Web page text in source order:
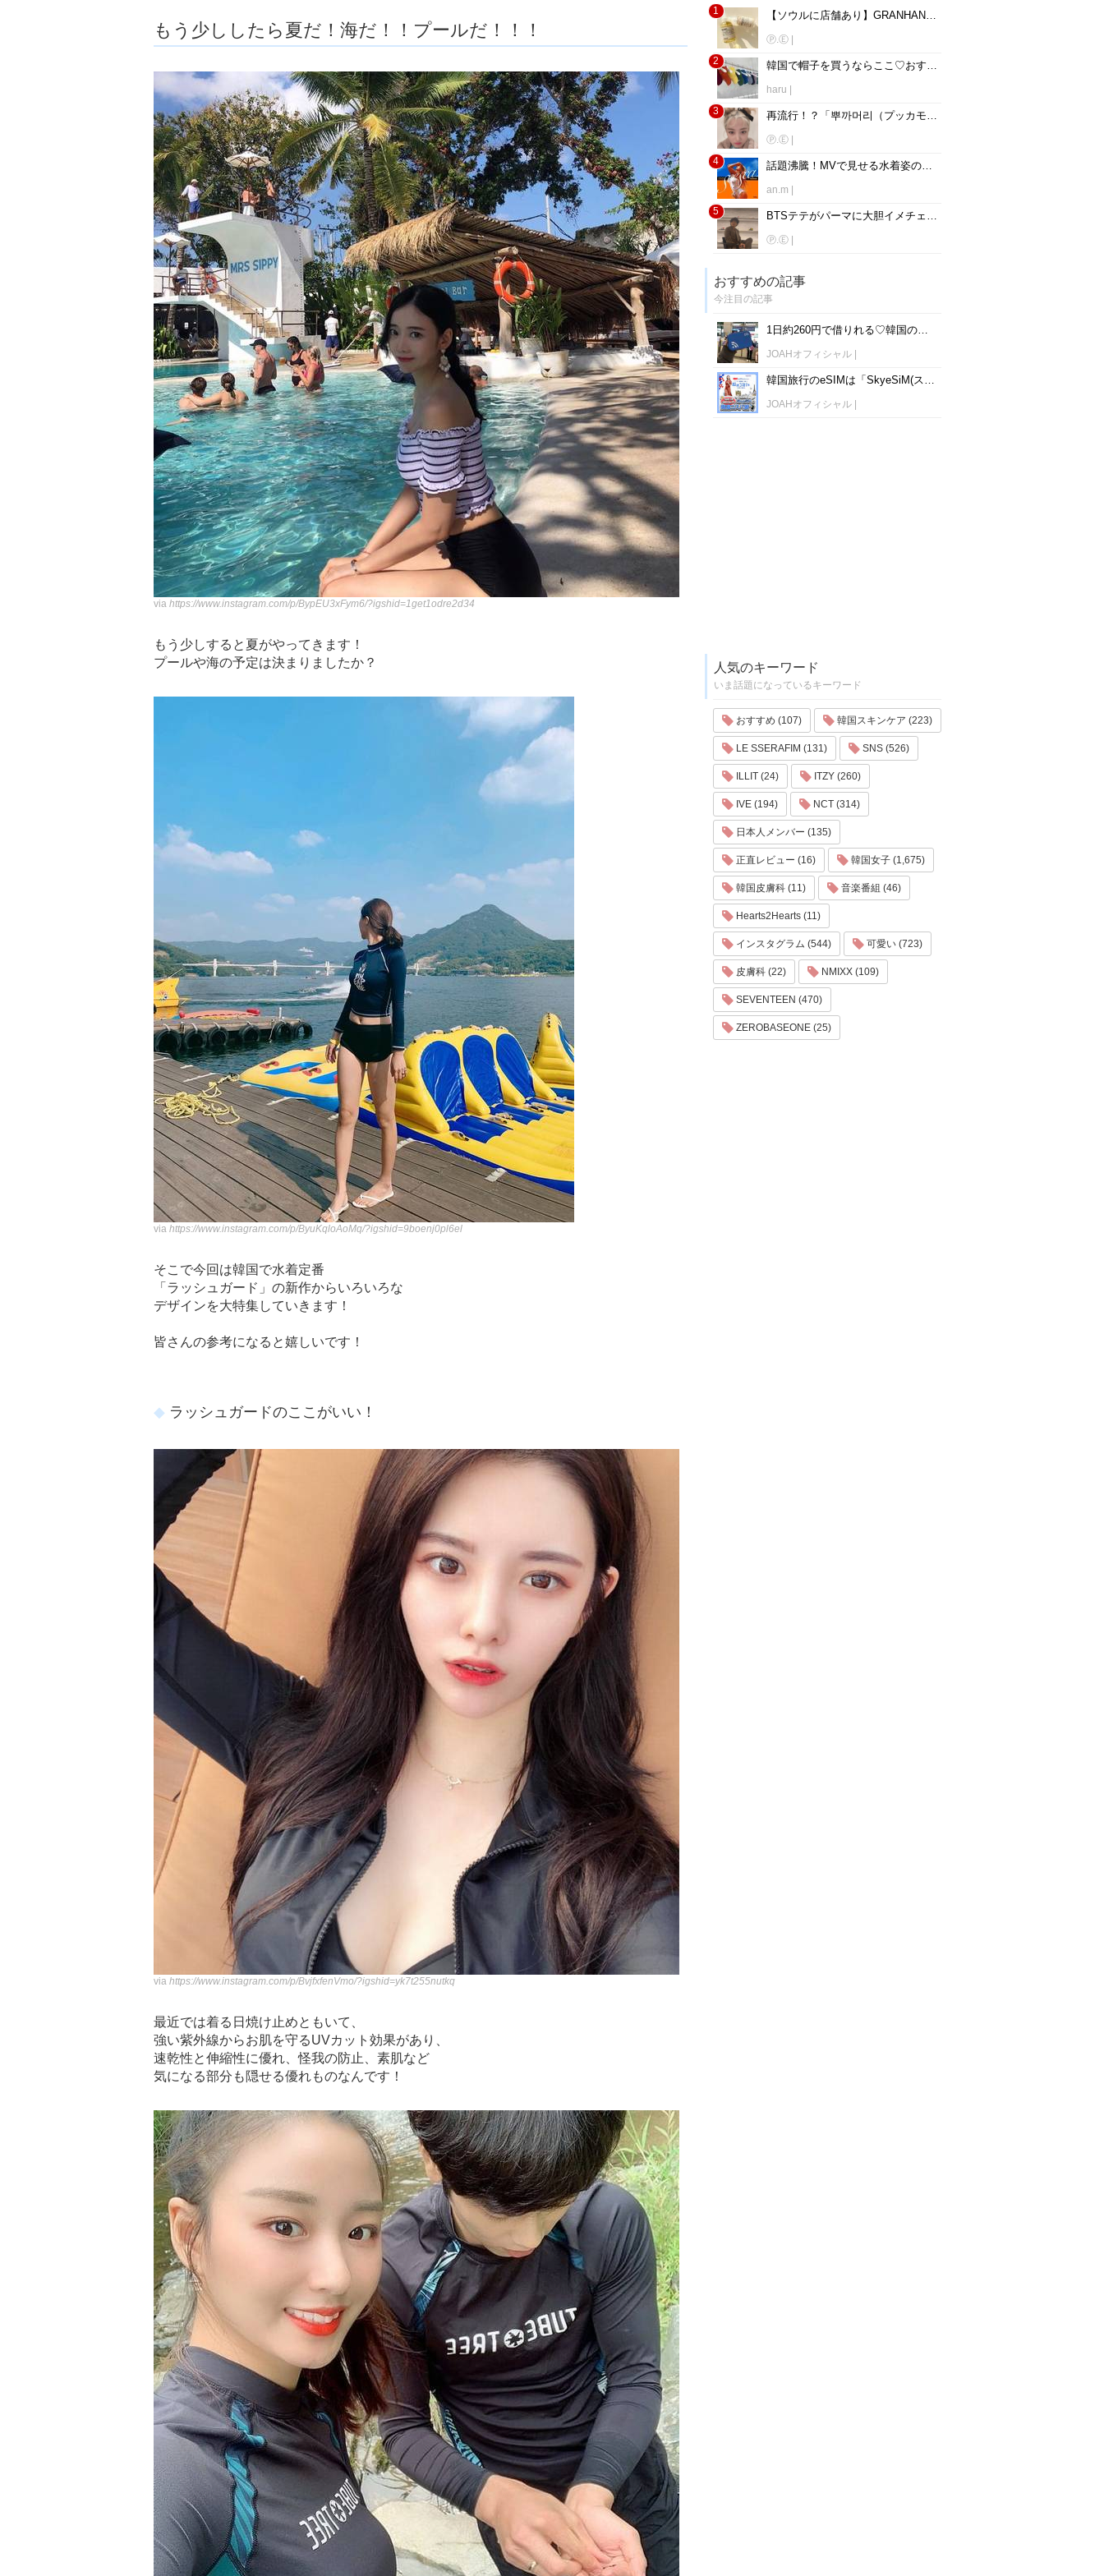
ア
もう少ししたら夏だ！海だ！！プールだ！！！
via https://www.instagram.com/p/BypEU3xFym6/?igshid=1get1odre2d34
もう少しすると夏がやってきます！
プールや海の予定は決まりましたか？
via https://www.instagram.com/p/ByuKqloAoMq/?igshid=9boenj0pl6el
そこで今回は韓国で水着定番
「ラッシュガード」の新作からいろいろな
デザインを大特集していきます！
皆さんの参考になると嬉しいです！
ラッシュガードのここがいい！
via https://www.instagram.com/p/BvjfxfenVmo/?igshid=yk7t255nutkq
最近では着る日焼け止めともいて、
強い紫外線からお肌を守るUVカット効果があり、
速乾性と伸縮性に優れ、怪我の防止、素肌など
気になる部分も隠せる優れものなんです！
1 【ソウルに店舗あり】GRANHAND(グランハンド)の香水全12種類解説♡人気の香りは？
Ⓟ.Ⓔ|
2
韓国で帽子を買うならここ♡おすすめ帽子ショップ6選！
haru
3
再流行！？「뿌까머리（プッカモリ）」って？春に向けた可愛い髪型にチェンジ♡
Ⓟ.Ⓔ|
4
話題沸騰！MVで見せる水着姿の韓国女性アイドル達にみんな釘付け♡
an.m
5
BTSテテがパーマに大胆イメチェン！歴代パーマとやり方も紹介♡
Ⓟ.Ⓔ|
おすすめの記事
今注目の記事
1日約260円で借りれる♡韓国のWiFiレンタルおすすめ「WiFi弁当(WiFi Dosirak)」
JOAHオフィシャル|
韓国旅行のeSIMは「SkyeSiM(スカイイーシム)」！1日単位で最安値380円から利用可能！
JOAHオフィシャル|
人気のキーワード
いま話題になっているキーワード
おすすめ (107) 韓国スキンケア (223)
LE SSERAFIM (131) SNS (526)
ILLIT (24) ITZY (260)
IVE (194) NCT (314)
日本人メンバー (135)
正直レビュー (16) 韓国女子 (1,675)
韓国皮膚科 (11) 音楽番組 (46)
Hearts2Hearts (11)
インスタグラム (544) 可愛い (723)
皮膚科 (22) NMIXX (109)
SEVENTEEN (470)
ZEROBASEONE (25)